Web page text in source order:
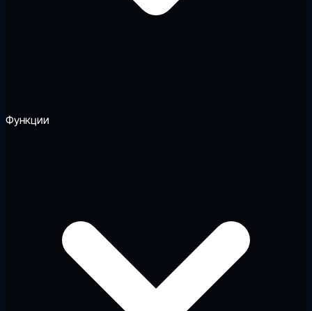
Функции